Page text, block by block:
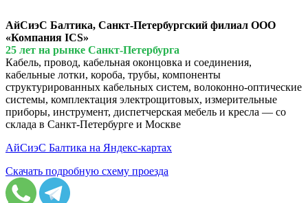
АйСиэС Балтика, Санкт-Петербургский филиал ООО
«Компания ICS»
25 лет на рынке Санкт-Петербурга
Кабель, провод, кабельная оконцовка и соединения,
кабельные лотки, короба, трубы, компоненты
структурированных кабельных систем, волоконно-оптические
системы, комплектация электрощитовых, измерительные
приборы, инструмент, диспетчерская мебель и кресла — со
склада в Санкт-Петербурге и Москве
АйСиэС Балтика на Яндекс-картах
Скачать подробную схему проезда